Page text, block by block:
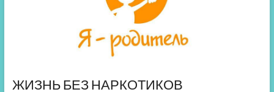
ЖИЗНЬ БЕЗ НАРКОТИКОВ